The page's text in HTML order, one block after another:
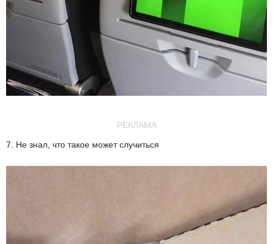
РЕКЛАМА
7. Не знал, что такое может случиться